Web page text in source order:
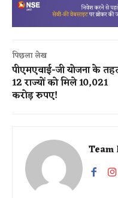
पिछला लेख
पीएमएवाई-जी योजना के
12 राज्यों को मिले 10,021
करोड़ रुपए!
Team